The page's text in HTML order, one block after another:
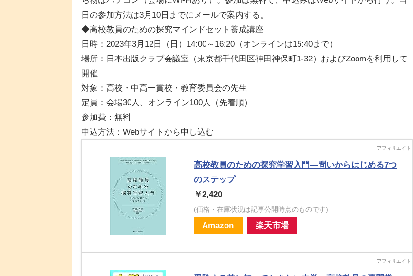
日の参加方法は3月10日までにメールで案内する。
◆高校教員のための探究マインドセット養成講座
日時：2023年3月12日（日）14:00～16:20（オンラインは15:40まで）
場所：日本出版クラブ会議室（東京都千代田区神田神保町1-32）およびZoomを利用して
開催
対象：高校・中高一貫校・教育委員会の先生
定員：会場30人、オンライン100人（先着順）
参加費：無料
申込方法：Webサイトから申し込む
高校教員のための探究学習入門―問いからはじめる7つ
のステップ
￥2,420
(価格・在庫状況は記事公開時点のものです)
Amazon 楽天市場